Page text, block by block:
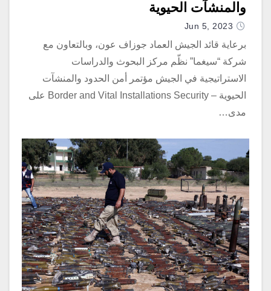
والمنشآت الحيوية
Jun 5, 2023
برعاية قائد الجيش العماد جوزاف عون، وبالتعاون مع
شركة “سيغما” نظّم مركز البحوث والدراسات
الاستراتيجية في الجيش مؤتمر أمن الحدود والمنشآت
الحيوية – Border and Vital Installations Security على
مدى…